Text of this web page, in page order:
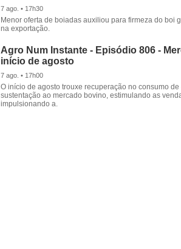
7 ago. • 17h30
Menor oferta de boiadas auxiliou para firmeza do boi
na exportação.
Agro Num Instante - Episódio 806 -
início de agosto
7 ago. • 17h00
O início de agosto trouxe recuperação no consumo
sustentação ao mercado bovino, estimulando as
impulsionando a.